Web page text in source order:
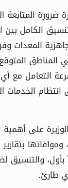
ضرورة المتابعة
الكامل بين
المعدات
المناطق المتوقع
التعامل مع
انتظام الخدمات
على أهمية
وموافاتها
بأول، والتنسيق
طارئ.